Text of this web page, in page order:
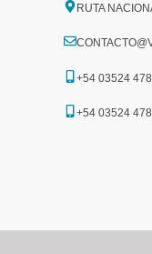
RUTA
+54 03524
+54 03524